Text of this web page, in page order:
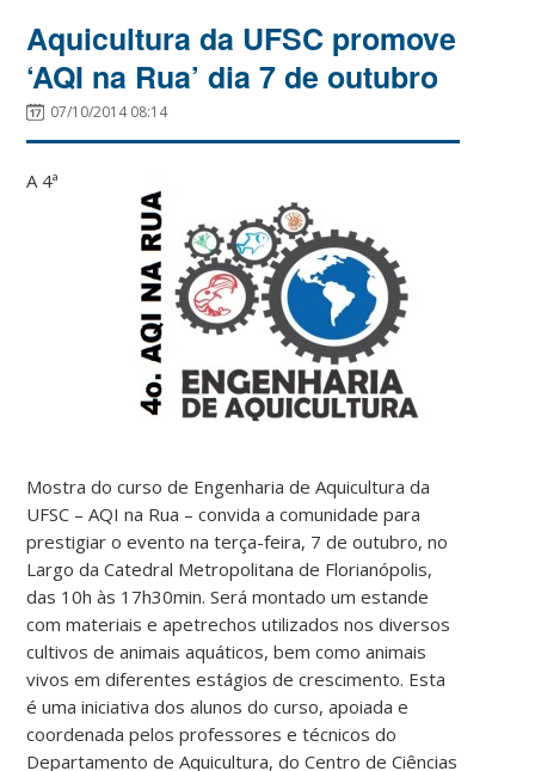
Aquicultura da UFSC promove
‘AQI na Rua’ dia 7 de outubro
07/10/2014 08:14
A 4ª
Mostra do curso de Engenharia de Aquicultura da
UFSC – AQI na Rua – convida a comunidade para
prestigiar o evento na terça-feira, 7 de outubro, no
Largo da Catedral Metropolitana de Florianópolis,
das 10h às 17h30min. Será montado um estande
com materiais e apetrechos utilizados nos diversos
cultivos de animais aquáticos, bem como animais
vivos em diferentes estágios de crescimento. Esta
é uma iniciativa dos alunos do curso, apoiada e
coordenada pelos professores e técnicos do
Departamento de Aquicultura, do Centro de Ciências